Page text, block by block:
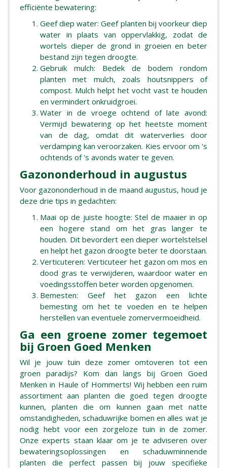
efficiënte bewatering:
Geef diep water: Geef planten bij voorkeur diep
water in plaats van oppervlakkig, zodat de
wortels dieper de grond in groeien en beter
bestand zijn tegen droogte.
Gebruik mulch: Bedek de bodem rondom
planten met mulch, zoals houtsnippers of
compost. Mulch helpt het vocht vast te houden
en vermindert onkruidgroei.
Water in de vroege ochtend of late avond:
Vermijd bewatering op het heetste moment
van de dag, omdat dit waterverlies door
verdamping kan veroorzaken. Kies ervoor om 's
ochtends of 's avonds water te geven.
Gazononderhoud in augustus
Voor gazononderhoud in de maand augustus, houd je
deze drie tips in gedachten:
Maai op de juiste hoogte: Stel de maaier in op
een hogere stand om het gras langer te
houden. Dit bevordert een dieper wortelstelsel
en helpt het gazon droogte beter te doorstaan.
Verticuteren: Verticuteer het gazon om mos en
dood gras te verwijderen, waardoor water en
voedingsstoffen beter worden opgenomen.
Bemesten: Geef het gazon een lichte
bemesting om het te voeden en te helpen
herstellen van eventuele zomervermoeidheid.
Ga een groene zomer tegemoet
bij Groen Goed Menken
Wil je jouw tuin deze zomer omtoveren tot een
groen paradijs? Kom dan langs bij Groen Goed
Menken in Haule of Hommerts! Wij hebben een ruim
assortiment aan planten die goed tegen droogte
kunnen, planten die om kunnen gaan met natte
omstandigheden, schaduwrijke bomen en alles wat je
nodig hebt voor een zorgeloze tuin in de zomer.
Onze experts staan klaar om je te adviseren over
bewateringsoplossingen en schaduwminnende
planten die perfect passen bij jouw specifieke